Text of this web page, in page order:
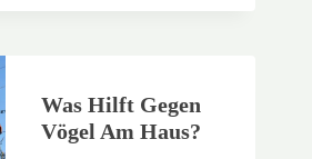
Was Hilft Gegen
Vögel Am Haus?